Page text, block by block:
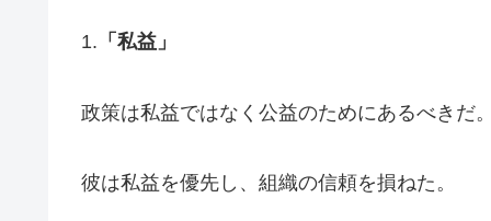
1. 「私益」
政策は私益ではなく公益のためにあるべきだ。
彼は私益を優先し、組織の信頼を損ねた。